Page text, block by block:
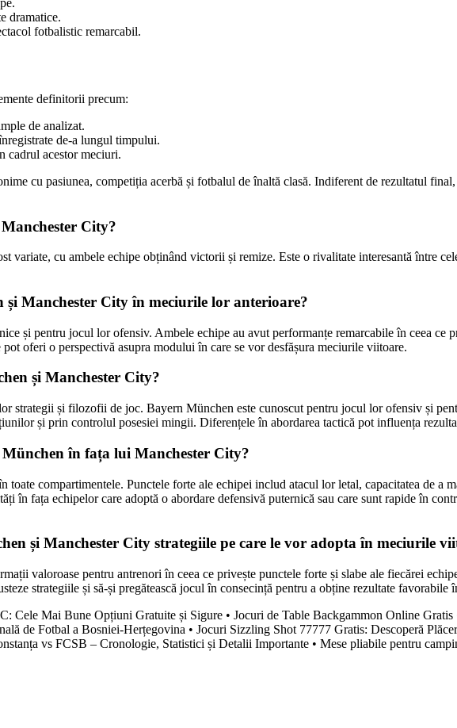
dramatice.
fotbalistic remarcabil.
definitorii precum:
de analizat.
de-a lungul timpului.
cadrul acestor meciuri.
cu pasiunea, competiția acerbă și fotbalul de înaltă clasă. Indiferent de rezultatul
City?
cu ambele echipe obținând victorii și remize. Este o rivalitate interesantă între
Manchester City în meciurile lor anterioare?
și pentru jocul lor ofensiv. Ambele echipe au avut performanțe remarcabile în ceea ce
oferi o perspectivă asupra modului în care se vor desfășura meciurile viitoare.
și Manchester City?
și filozofii de joc. Bayern München este cunoscut pentru jocul lor ofensiv și
și prin controlul posesiei mingii. Diferențele în abordarea tactică pot influența
München în fața lui Manchester City?
compartimentele. Punctele forte ale echipei includ atacul lor letal, capacitatea de a
în fața echipelor care adoptă o abordare defensivă puternică sau care sunt rapide în
și Manchester City strategiile pe care le vor adopta în meciurile
valoroase pentru antrenori în ceea ce privește punctele forte și slabe ale fiecărei
strategiile și să-și pregătească jocul în consecință pentru a obține rezultate favorabile
Cele Mai Bune Opțiuni Gratuite și Sigure • Jocuri de Table Backgammon Online Gratis
de Fotbal a Bosniei-Herțegovina • Jocuri Sizzling Shot 77777 Gratis: Descoperă
vs FCSB – Cronologie, Statistici și Detalii Importante • Mese pliabile pentru